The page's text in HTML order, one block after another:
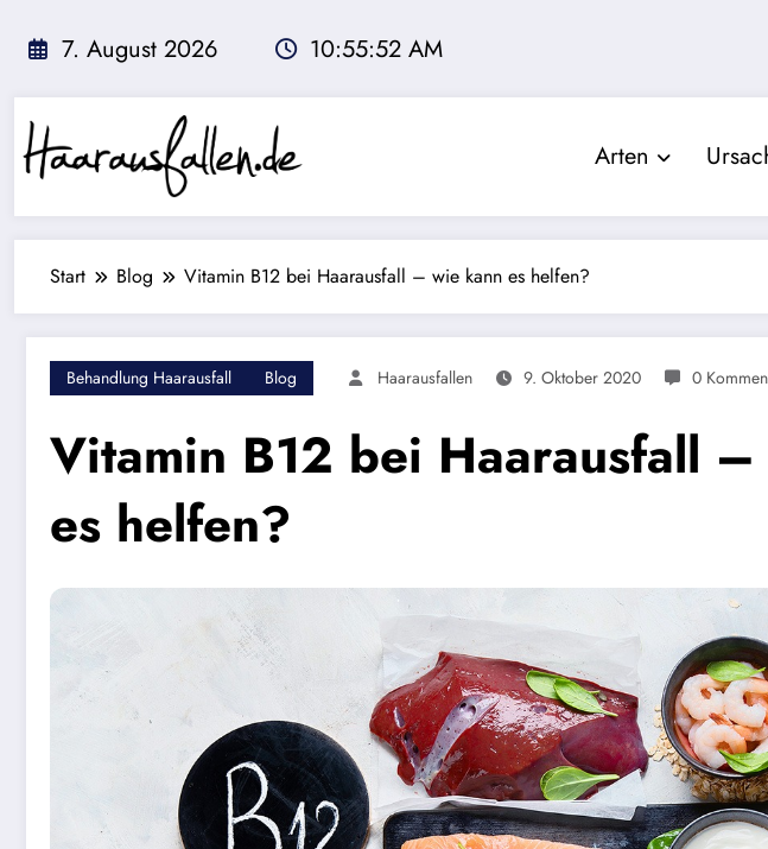
Inhalt
7. August 2026 10:55:53 AM
Arten
Start Blog Vitamin B12 bei Haarausfall – wie kann es helfen?
Behandlung Haarausfall Blog Haarausfallen 9. Oktober 2020 0
Vitamin B12 bei Haarausfall
es helfen?